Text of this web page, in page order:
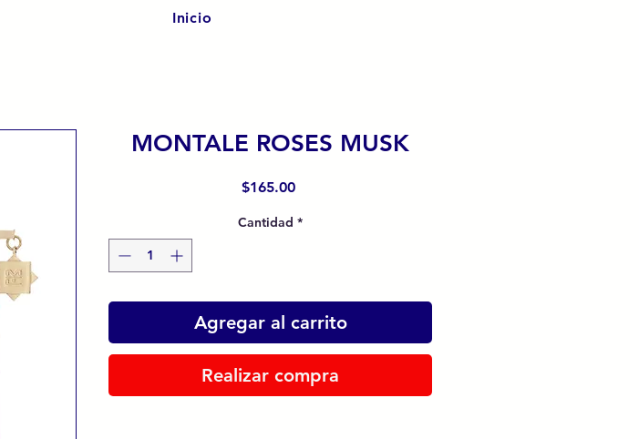
MONTALE ROSES MUSK
$165.00Precio
Cantidad *
Agregar al carrito
Realizar compra
Inicio